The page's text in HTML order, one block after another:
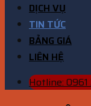
DỊCH VỤ
TIN TỨC
BẢNG GIÁ
LIÊN HỆ
Hotline: